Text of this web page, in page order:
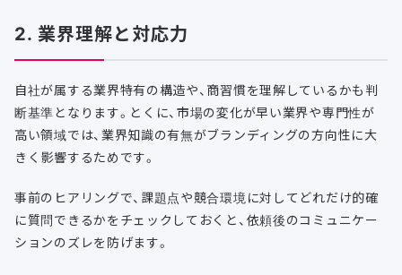
2. 業界理解と対応力
自社が属する業界特有の構造や、商習慣を理解しているかも判
断基準となります。とくに、市場の変化が早い業界や専門性が
高い領域では、業界知識の有無がブランディングの方向性に大
きく影響するためです。
事前のヒアリングで、課題点や競合環境に対してどれだけ的確
に質問できるかをチェックしておくと、依頼後のコミュニケー
ションのズレを防げます。